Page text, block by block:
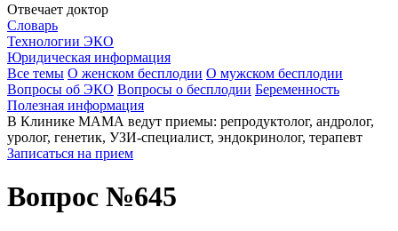
Отвечает доктор
Словарь
Технологии ЭКО
Юридическая информация
Все темы О женском бесплодии О мужском бесплодии
Вопросы об ЭКО Вопросы о бесплодии Беременность
Полезная информация
В Клинике МАМА ведут приемы: репродуктолог, андролог,
уролог, генетик, УЗИ-специалист, эндокринолог, терапевт
Записаться на прием
Вопрос №645